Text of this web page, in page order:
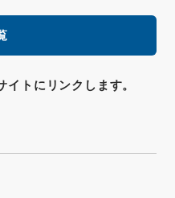
トにリンクします。